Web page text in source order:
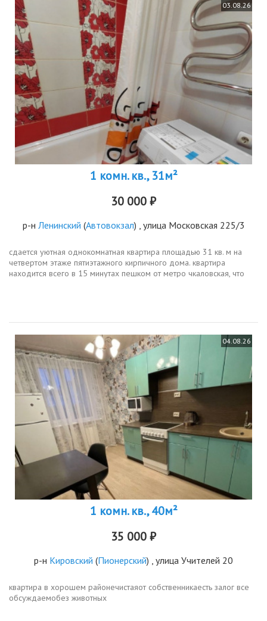
03.08.26
1 комн. кв., 31м²
30 000 ₽
р-н Ленинский (Автовокзал) , улица Московская 225/3
сдается уютная однокомнатная квартира площадью 31 кв. м на
четвертом этаже пятиэтажного кирпичного дома. квартира
находится всего в 15 минутах пешком от метро чкаловская, что
04.08.26
1 комн. кв., 40м²
35 000 ₽
р-н Кировский (Пионерский) , улица Учителей 20
квартира в хорошем районечистаяот собственникаесть залог все
обсуждаемобез животных